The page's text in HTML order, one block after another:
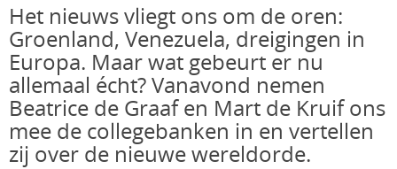
Het nieuws vliegt ons om de oren:
Groenland, Venezuela, dreigingen in
Europa. Maar wat gebeurt er nu
allemaal écht? Vanavond nemen
Beatrice de Graaf en Mart de Kruif ons
mee de collegebanken in en vertellen
zij over de nieuwe wereldorde.